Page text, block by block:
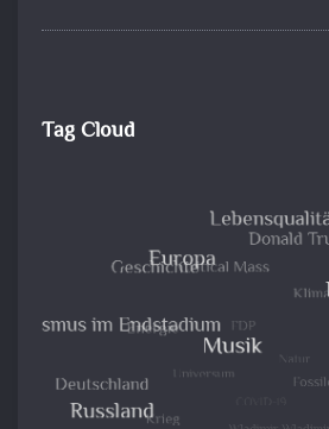
Tag Cloud